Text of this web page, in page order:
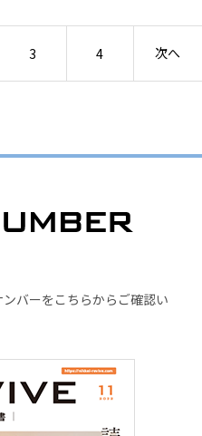
3 4 次へ
バーをこちらからご確認い